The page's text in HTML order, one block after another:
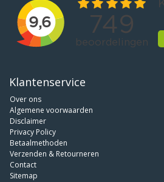
Klantenservice
Over ons
Algemene voorwaarden
Disclaimer
Privacy Policy
Betaalmethoden
Verzenden & Retourneren
Contact
Sitemap